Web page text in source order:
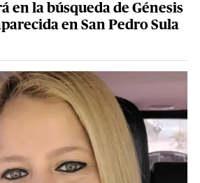
en la búsqueda de Génesis
en San Pedro Sula